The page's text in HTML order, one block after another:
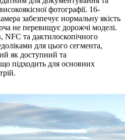
фотографії. 16-
забезпечує нормальну якість
не перевищує дорожчі моделі.
NFC та дактилоскопічного
для цього сегмента,
як доступний та
підходить для основних